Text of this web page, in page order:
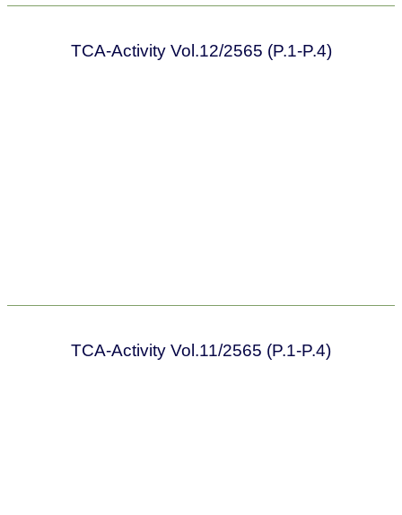
TCA-Activity Vol.12/2565 (P.1-P.4)
TCA-Activity Vol.11/2565 (P.1-P.4)